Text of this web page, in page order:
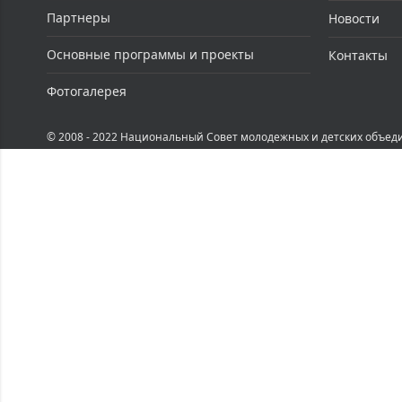
Партнеры
Основные программы и проекты
Фотогалерея
Новости
Контакты
© 2008 - 2022 Национальный Совет молодежных и детских